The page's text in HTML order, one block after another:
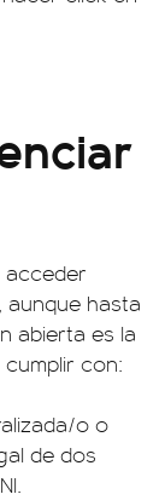
acceder
aunque hasta
abierta es la
con:
o o
de dos